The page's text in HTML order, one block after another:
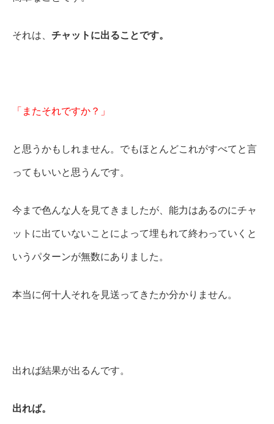
それは、 チャットに出ることです。
「またそれですか？」
と思うかもしれません。でもほとんどこれがすべてと言
ってもいいと思うんです。
今まで色んな人を見てきましたが、能力はあるのにチャ
ットに出ていないことによって埋もれて終わっていくと
いうパターンが無数にありました。
本当に何十人それを見送ってきたか分かりません。
出れば結果が出るんです。
出れば。